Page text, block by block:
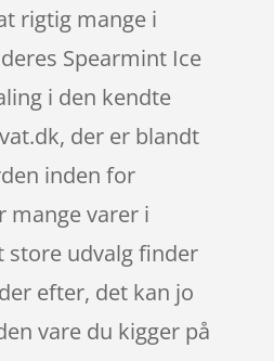
rigtig mange i
Spearmint Ice
i den kendte
der er blandt
inden for
mange varer i
store udvalg finder
efter, det kan jo
vare du kigger på